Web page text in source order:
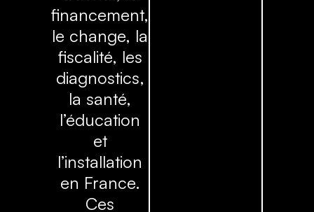
financement,
le change, la
fiscalité, les
diagnostics,
la santé,
l’éducation
et
l’installation
en France.
Ces